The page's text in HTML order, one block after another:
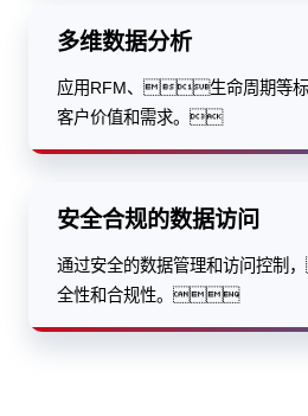
多维数据分析
应用RFM、生命周期等
客户价值和需求。
安全合规的数据访问
通过安全的数据管理和访问控制
全性和合规性。